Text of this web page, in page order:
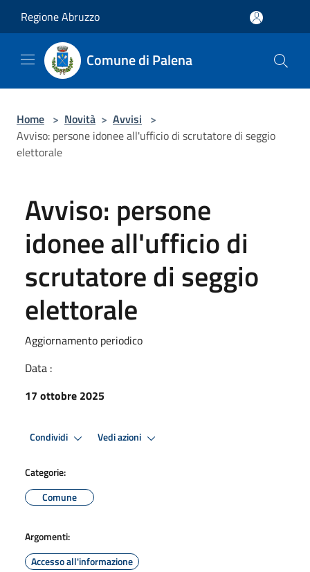
Regione Abruzzo
Comune di Palena
Home > Novità > Avvisi >
Avviso: persone idonee all'ufficio di scrutatore di seggio
elettorale
Avviso: persone
idonee all'ufficio di
scrutatore di seggio
elettorale
Aggiornamento periodico
Data :
17 ottobre 2025
Condividi Vedi azioni
Categorie:
Comune
Argomenti:
Accesso all'informazione